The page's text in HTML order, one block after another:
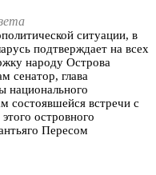
ситуации, в
подтверждает на всех
народу Острова
сенатор, глава
национального
состоявшейся встречи с
островного
Пересом